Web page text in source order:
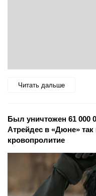
Читать дальше
Был уничтожен 61 000
Атрейдес в «Дюне» так
кровопролитие